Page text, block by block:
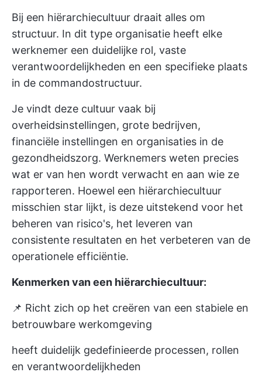
Bij een hiërarchiecultuur draait alles om
structuur. In dit type organisatie heeft elke
werknemer een duidelijke rol, vaste
verantwoordelijkheden en een specifieke plaats
in de commandostructuur.
Je vindt deze cultuur vaak bij
overheidsinstellingen, grote bedrijven,
financiële instellingen en organisaties in de
gezondheidszorg. Werknemers weten precies
wat er van hen wordt verwacht en aan wie ze
rapporteren. Hoewel een hiërarchiecultuur
misschien star lijkt, is deze uitstekend voor het
beheren van risico's, het leveren van
consistente resultaten en het verbeteren van de
operationele efficiëntie.
Kenmerken van een hiërarchiecultuur:
📌 Richt zich op het creëren van een stabiele en
betrouwbare werkomgeving
heeft duidelijk gedefinieerde processen, rollen
en verantwoordelijkheden